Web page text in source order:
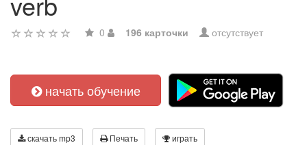
0 196 карточки отсутствует
начать обучение
скачать mp3 Печать играть